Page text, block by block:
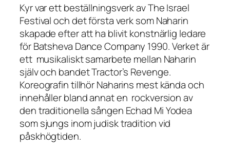
Kyrvar ett beställningsverk av The Israel
Festival och det första verk som Naharin
skapade efter att ha blivit konstnärlig ledare
för Batsheva Dance Company 1990. Verket är
ett musikaliskt samarbete mellan Naharin
själv och bandet Tractor’s Revenge.
Koreografin tillhör Naharins mest kända och
innehåller bland annat en rockversion av
den traditionella sången Echad Mi Yodea
som sjungs inom judisk tradition vid
påskhögtiden.